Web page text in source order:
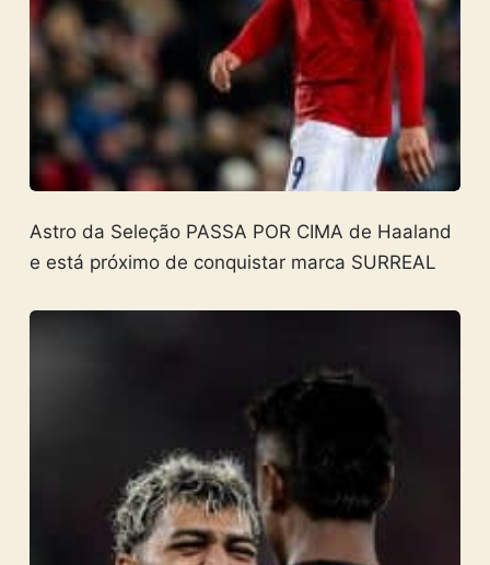
Astro da Seleção PASSA POR CIMA de Haaland
e está próximo de conquistar marca SURREAL